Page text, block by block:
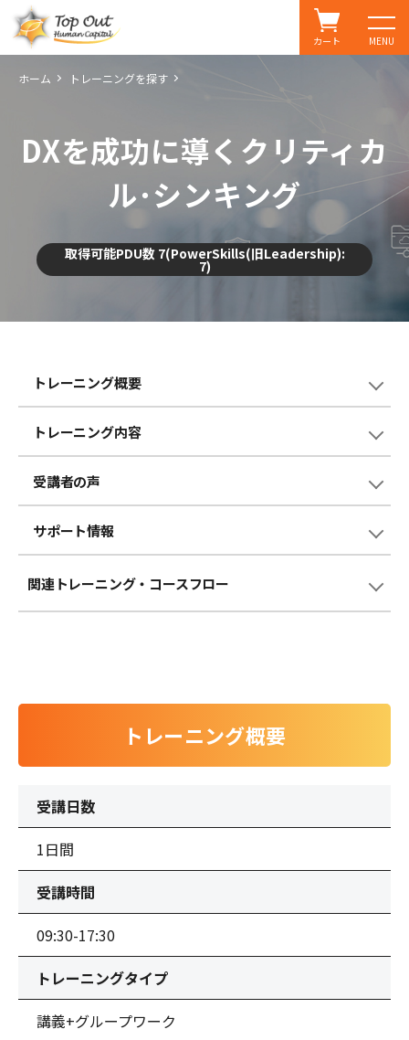
MENU
カート
ホーム トレーニングを探す
DXを成功に導くクリティカ
ル･シンキング
取得可能PDU数 7(PowerSkills(旧Leadership):
7)
トレーニング概要
トレーニング内容
受講者の声
サポート情報
関連トレーニング・コースフロー
トレーニング概要
受講日数
1日間
受講時間
09:30-17:30
トレーニングタイプ
講義+グループワーク